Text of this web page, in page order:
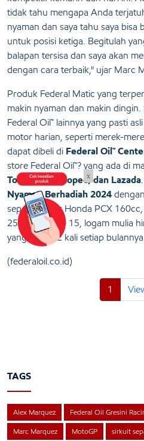
tidak tahu mengapa Anda
nyaman dan saya tahu saya bisa
untuk posisi ketiga. Begitulah
balapan tersisa dan saya akan
dengan cara terbaik," ujar Marc
Produk Federal Matic yang
makin nyaman dan makin
Federal Oil™ lainnya yang pasti
motor harian, seperti merek-
dapat dibeli di Federal Oil™
store Federal Oil™? yang ada di
Tokopedia, Shopee, dan Lazada
Nyaman Berhadiah 2024
seperti motor Honda PCX
250cc, iPhone 15, logam mulia
yang diundi 2 kali setiap
(federaloil.co.id)
1
TAGS
Alex Marquez Federal Oil Gresini
Marc Marquez MotoGP sirkuit
x